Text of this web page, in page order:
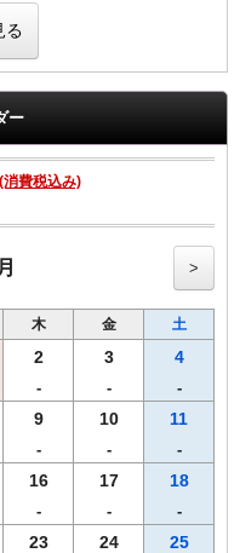
ランです。
元の【宝扇醤油】を使った
た。
（ラストオーダー20：
合がございます。
る
ー
(消費税込み)
>
木 金 土
2
-
3
-
4
-
9
-
10
-
11
-
16
-
17
-
18
-
23 24 25